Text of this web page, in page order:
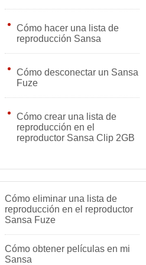
Cómo hacer una lista de
reproducción Sansa
Cómo desconectar un Sansa
Fuze
Cómo crear una lista de
reproducción en el
reproductor Sansa Clip 2GB
Cómo eliminar una lista de
reproducción en el reproductor
Sansa Fuze
Cómo obtener películas en mi
Sansa